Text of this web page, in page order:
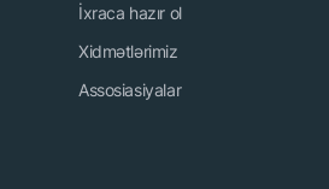
İxraca hazır ol
Xidmətlərimiz
Assosiasiyalar